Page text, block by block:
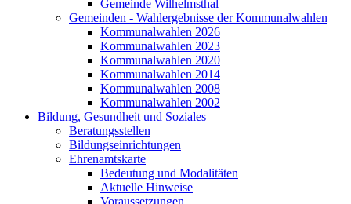
Gemeinde Wilhelmsthal
Gemeinden - Wahlergebnisse der Kommunalwahlen
Kommunalwahlen 2026
Kommunalwahlen 2023
Kommunalwahlen 2020
Kommunalwahlen 2014
Kommunalwahlen 2008
Kommunalwahlen 2002
Bildung, Gesundheit und Soziales
Beratungsstellen
Bildungseinrichtungen
Ehrenamtskarte
Bedeutung und Modalitäten
Aktuelle Hinweise
Voraussetzungen